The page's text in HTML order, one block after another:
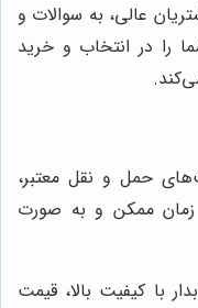
عالی، به سوالات و
را در انتخاب و خرید
حمل و نقل معتبر،
زمان ممکن و به صورت
با کیفیت بالا، قیمت